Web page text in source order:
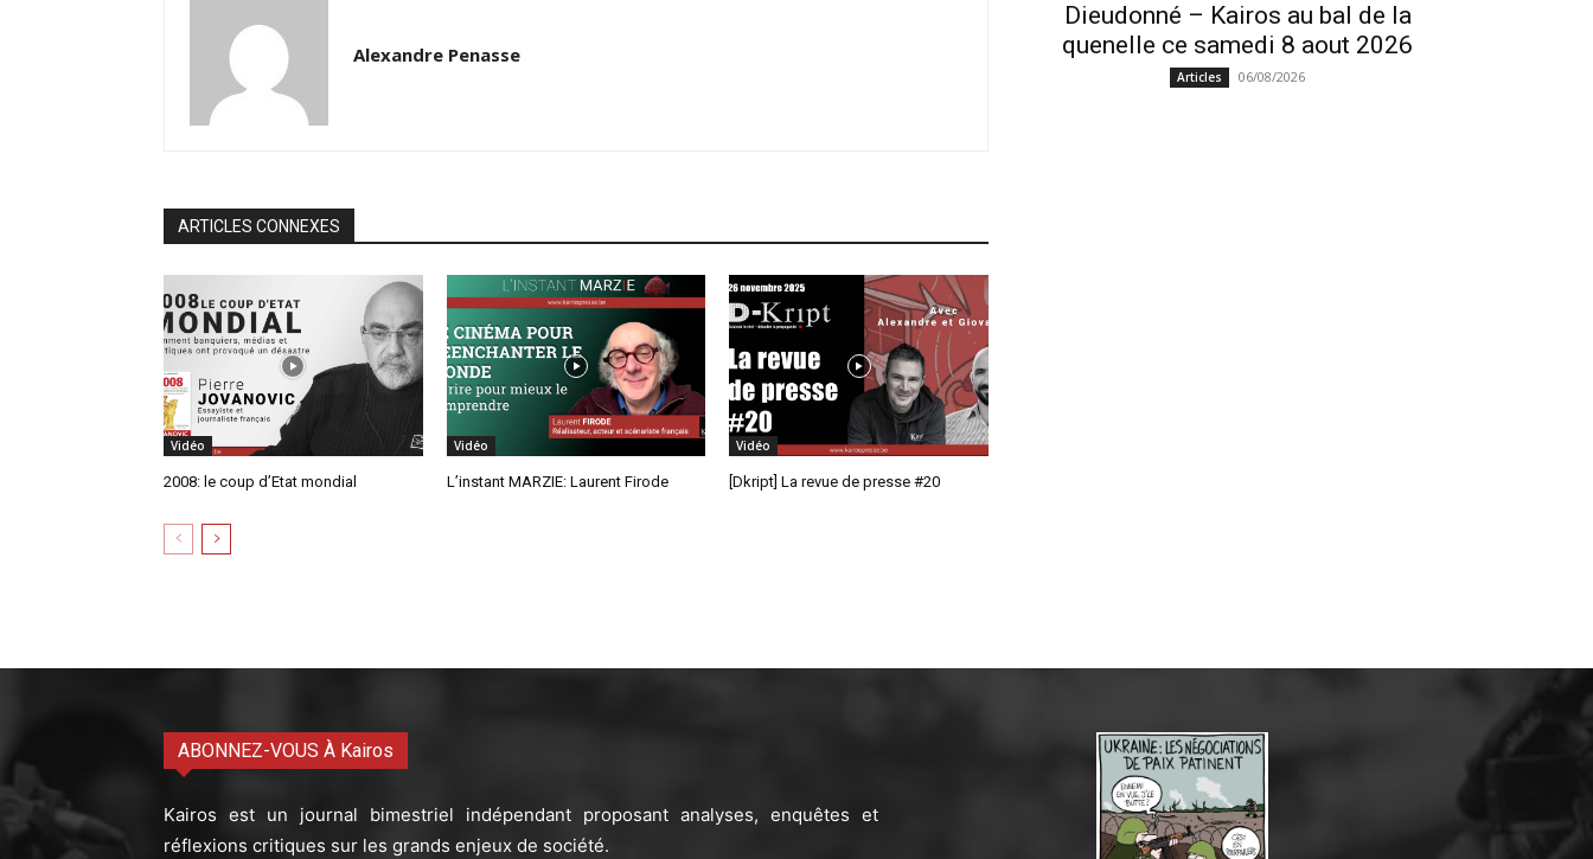
Alexandre Penasse
ARTICLES CONNEXES
Vidéo
2008: le coup d’Etat mondial
Vidéo
L’instant MARZIE: Laurent Firode
Vidéo
[Dkript] La revue de presse #20
Dieudonné – Kairos au bal de la
quenelle ce samedi 8 aout 2026
Articles 06/08/2026
ABONNEZ-VOUS À Kairos
Kairos est un journal bimestriel indépendant proposant analyses, enquêtes et
réflexions critiques sur les grands enjeux de société.